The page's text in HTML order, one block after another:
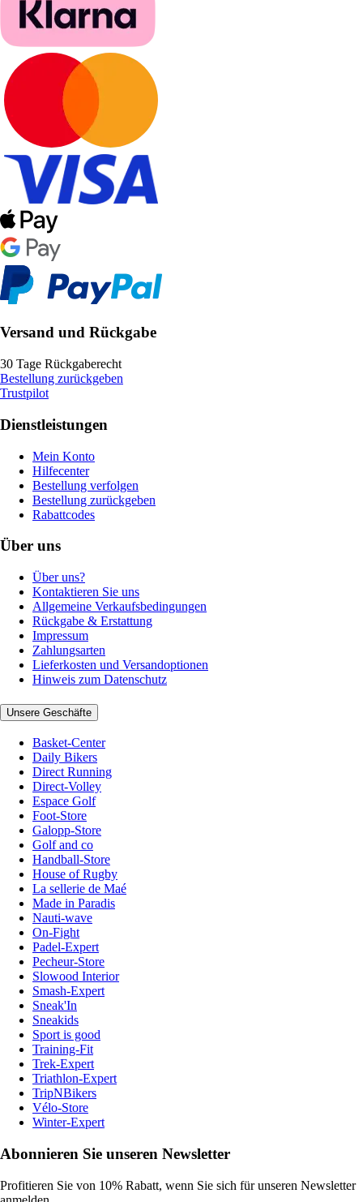
Versand und Rückgabe
30 Tage Rückgaberecht
Bestellung zurückgeben
Trustpilot
Dienstleistungen
Mein Konto
Hilfecenter
Bestellung verfolgen
Bestellung zurückgeben
Rabattcodes
Über uns
Über uns?
Kontaktieren Sie uns
Allgemeine Verkaufsbedingungen
Rückgabe & Erstattung
Impressum
Zahlungsarten
Lieferkosten und Versandoptionen
Hinweis zum Datenschutz
Unsere Geschäfte
Basket-Center
Daily Bikers
Direct Running
Direct-Volley
Espace Golf
Foot-Store
Galopp-Store
Golf and co
Handball-Store
House of Rugby
La sellerie de Maé
Made in Paradis
Nauti-wave
On-Fight
Padel-Expert
Pecheur-Store
Slowood Interior
Smash-Expert
Sneak'In
Sneakids
Sport is good
Training-Fit
Trek-Expert
Triathlon-Expert
TripNBikers
Vélo-Store
Winter-Expert
Abonnieren Sie unseren Newsletter
Profitieren Sie von 10% Rabatt, wenn Sie sich für unseren Newsletter